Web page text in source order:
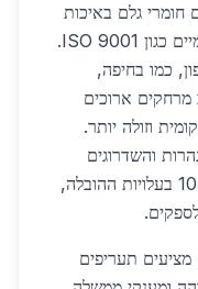
חומרי גלם באיכות
גבוהה תוך שמירה על תקנים בינלאומיים כגון ISO 9001.
כמו בחיפה,
מרחקים ארוכים
וזולה יותר.
והשדרוגים
בכביש 6, צפויה ירידה נוספת של 10% בעלויות ההובלה,
תעריפים